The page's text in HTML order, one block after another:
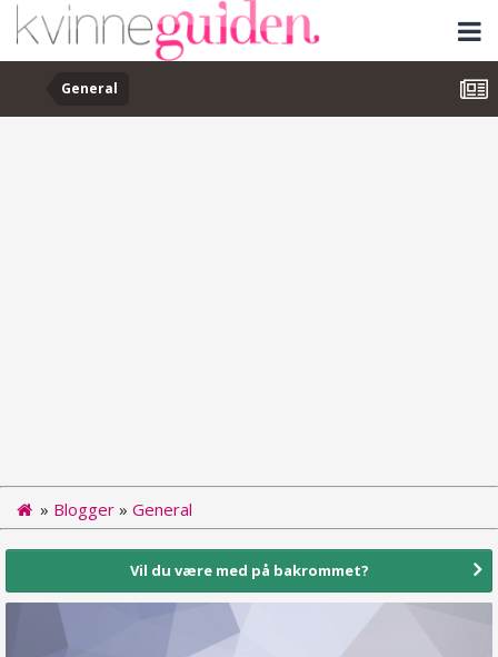
General
» Blogger » General
Vil du være med på bakrommet?